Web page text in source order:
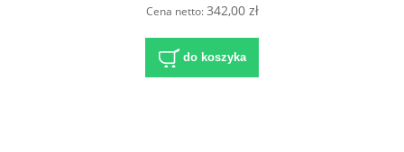
Cena netto:342,00 zł
do koszyka